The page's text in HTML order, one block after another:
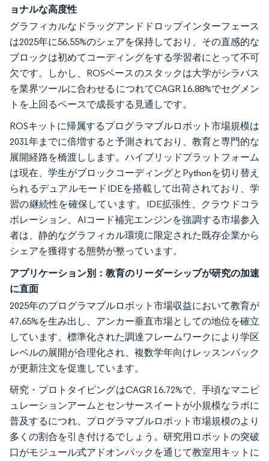
ョナルな高度性
グラフィカルなドラッグアンドドロップインターフェース
は2025年に56.55%のシェアを保持しており、その直感的な
ブロックは初めてコーディングをする学習者にとって不可
欠です。しかし、ROSベースのスタックは大学がシラバス
を業界ツールに合わせるにつれてCAGR 16.88%でセグメン
トを上回るペースで成長する見通しです。
ROSキットに帰属するプログラマブルロボット市場規模は
2031年までに倍増すると予測されており、教育と専門的な
展開経路を橋渡しします。ハイブリッドプラットフォーム
は現在、学生がブロックコーディングとPythonを切り替え
られるデュアルモードIDEを搭載して出荷されており、学
習の継続性を確保しています。IDE拡張性、クラウドコラ
ボレーション、AIコード補完エンジンを強調する市場参入
者は、静的なグラフィカル環境に限定された既存企業から
シェアを獲得する態勢が整っています。
アプリケーション別：教育のリーダーシップが研究の加速
に直面
2025年のプログラマブルロボット市場収益において教育が
47.65%を生み出し、アンカー垂直市場としての地位を確立
しています。標準化された調達フレームワークにより学区
レベルの展開が合理化され、複数学年向けレッスンパック
が更新注文を促進しています。
研究・プロトタイピングはCAGR 16.72%で、手頃なマニピ
ュレーションアームとセンサースイートが小規模なラボに
普及するにつれ、プログラマブルロボット市場規模のより
多くの割合を引き付けるでしょう。研究用ロボットの突破
口がモジュール式アドオンパックを通じて教室用キットに